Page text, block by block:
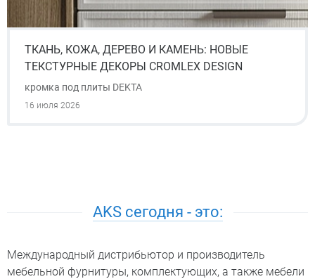
ТКАНЬ, КОЖА, ДЕРЕВО И КАМЕНЬ: НОВЫЕ
ТЕКСТУРНЫЕ ДЕКОРЫ CROMLEX DESIGN
кромка под плиты DEKTA
16 июля 2026
AKS сегодня - это:
Международный дистрибьютор и производитель
мебельной фурнитуры, комплектующих, а также мебели